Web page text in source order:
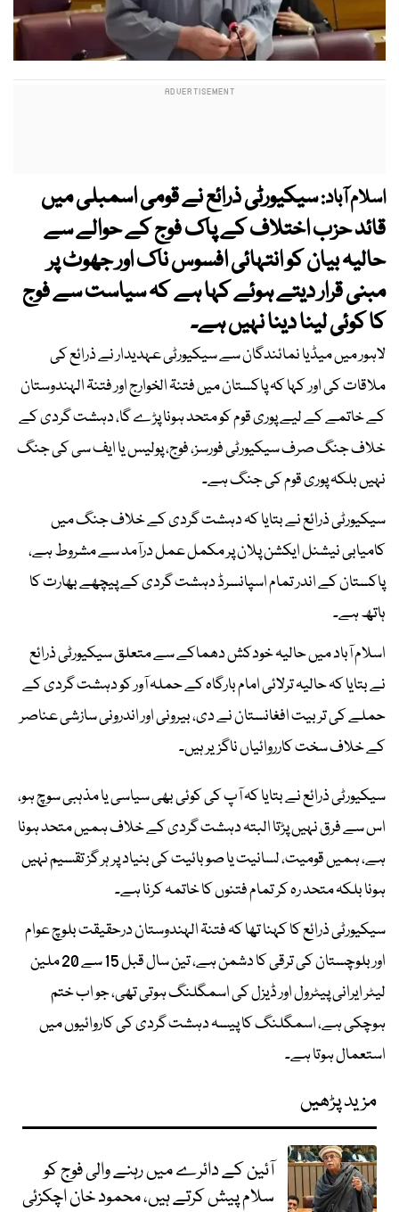
اسلام آباد:سیکیورٹی ذرائع نے قومی اسمبلی میں
قائد حزب اختلاف کے پاک فوج کے حوالے سے
حالیہ بیان کو انتہائی افسوس ناک اور جھوٹ پر
مبنی قرار دیتے ہوئے کہا ہے کہ سیاست سے فوج
کا کوئی لینا دینا نہیں ہے۔
لاہور میں میڈیا نمائندگان سے سیکیورٹی عہدیدار نے ذرائع کی
ملاقات کی اور کہا کہ پاکستان میں فتنۃ الخوارج اور فتنۃ الہندوستان
کے خاتمے کے لیے پوری قوم کو متحد ہونا پڑے گا، دہشت گردی کے
خلاف جنگ صرف سیکیورٹی فورسز، فوج، پولیس یا ایف سی کی جنگ
نہیں بلکہ پوری قوم کی جنگ ہے۔
سیکیورٹی ذرائع نے بتایا کہ دہشت گردی کے خلاف جنگ میں
کامیابی نیشنل ایکشن پلان پر مکمل عمل درآمد سے مشروط ہے،
پاکستان کے اندر تمام اسپانسرڈ دہشت گردی کے پیچھے بھارت کا
ہاتھ ہے۔
اسلام آباد میں حالیہ خودکش دھماکے سے متعلق سیکیورٹی ذرائع
نے بتایا کہ حالیہ ترلائی امام بارگاہ کے حملہ آور کو دہشت گردی کے
حملے کی تربیت افغانستان نے دی، بیرونی اور اندرونی سازشی عناصر
کے خلاف سخت کارروائیاں ناگزیر ہیں۔
سیکیورٹی ذرائع نے بتایا کہ آپ کی کوئی بھی سیاسی یا مذہبی سوچ ہو،
اس سے فرق نہیں پڑتا البتہ دہشت گردی کے خلاف ہمیں متحد ہونا
ہے، ہمیں قومیت، لسانیت یا صوبائیت کی بنیاد پر ہر گز تقسیم نہیں
ہونا بلکہ متحد رہ کر تمام فتنوں کا خاتمہ کرنا ہے۔
سیکیورٹی ذرائع کا کہنا تھا کہ فتنۃ الہندوستان درحقیقت بلوچ عوام
اور بلوچستان کی ترقی کا دشمن ہے، تین سال قبل 15 سے 20 ملین
لیٹر ایرانی پیٹرول اور ڈیزل کی اسمگلنگ ہوتی تھی، جو اب ختم
ہوچکی ہے، اسمگلنگ کا پیسہ دہشت گردی کی کاروائیوں میں
استعمال ہوتا ہے۔
مزید پڑھیں
آئین کے دائرے میں رہنے والی فوج کو
سلام پیش کرتے ہیں، محمود خان اچکزئی